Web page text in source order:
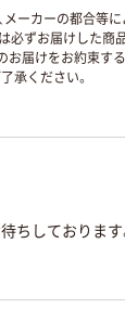
カーの都合等に
ずお届けした
お届けをお約束す
承ください。
ちしております